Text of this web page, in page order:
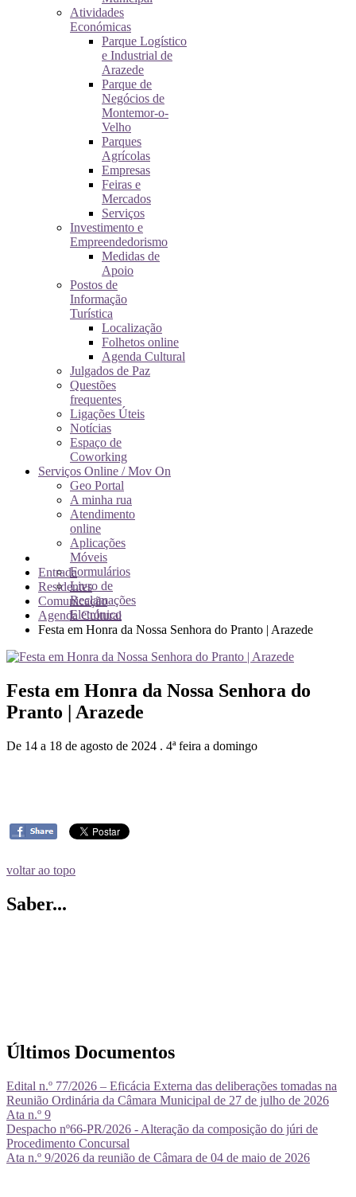
Atividades
Económicas
Parque Logístico
e Industrial de
Arazede
Parque de
Negócios de
Montemor-o-
Velho
Parques
Agrícolas
Empresas
Feiras e
Mercados
Serviços
Investimento e
Empreendedorismo
Medidas de
Apoio
Postos de
Informação
Turística
Localização
Folhetos online
Agenda Cultural
Julgados de Paz
Questões
frequentes
Ligações Úteis
Notícias
Espaço de
Coworking
Serviços Online / Mov On
Geo Portal
A minha rua
Atendimento
online
Aplicações
Móveis
Formulários
Livro de
Reclamações
Eletrónico
Entrada
Residentes
Comunicação
Agenda Cultural
Festa em Honra da Nossa Senhora do Pranto | Arazede
Festa em Honra da Nossa Senhora do
Pranto | Arazede
De 14 a 18 de agosto de 2024 . 4ª feira a domingo
voltar ao topo
Saber...
Últimos Documentos
Edital n.º 77/2026 – Eficácia Externa das deliberações tomadas na
Reunião Ordinária da Câmara Municipal de 27 de julho de 2026
Ata n.º 9
Despacho nº66-PR/2026 - Alteração da composição do júri de
Procedimento Concursal
Ata n.º 9/2026 da reunião de Câmara de 04 de maio de 2026